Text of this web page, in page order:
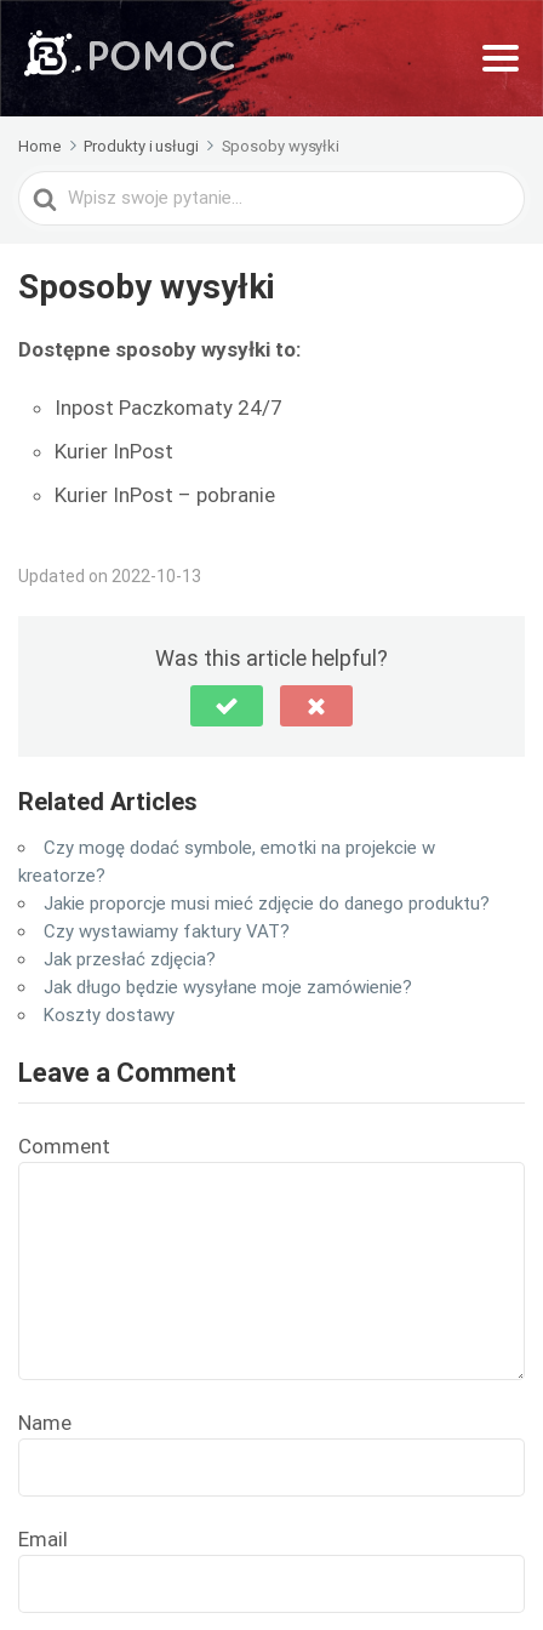
Home Produkty i usługi Sposoby wysyłki
Search
For
Sposoby wysyłki
Dostępne sposoby wysyłki to:
Inpost Paczkomaty 24/7
Kurier InPost
Kurier InPost – pobranie
Updated on 2022-10-13
Was this article helpful?
Related Articles
Czy mogę dodać symbole, emotki na projekcie w
kreatorze?
Jakie proporcje musi mieć zdjęcie do danego produktu?
Czy wystawiamy faktury VAT?
Jak przesłać zdjęcia?
Jak długo będzie wysyłane moje zamówienie?
Koszty dostawy
Leave a Comment
Comment
Name
Email